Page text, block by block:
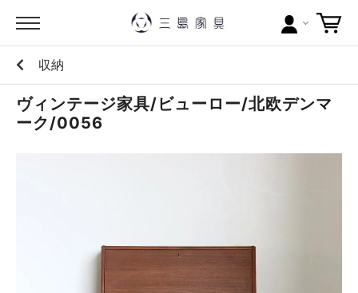
カテゴリー
ブランドから探す
ポイントについて
収納
ヴィンテージ家具/ビューロー/北欧デンマ
ーク/0056